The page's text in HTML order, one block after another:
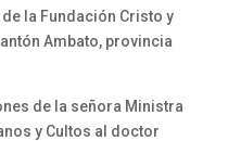
la Fundación Cristo y
Ambato, provincia
de la señora Ministra
y Cultos al doctor